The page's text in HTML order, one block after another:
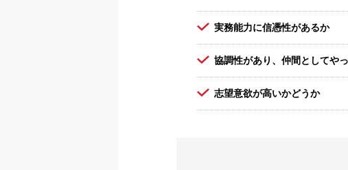
実務能力に信憑性があるか
協調性があり、仲間としてや
志望意欲が高いかどうか